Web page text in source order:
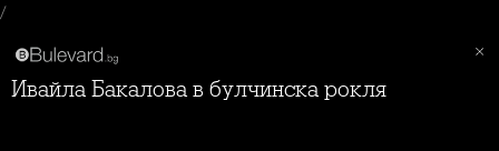
/
Ивайла Бакалова в булчинска рокля